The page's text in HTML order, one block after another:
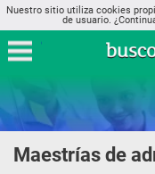
Nuestro sitio utiliza cookies
de usuario.
Maestrías de